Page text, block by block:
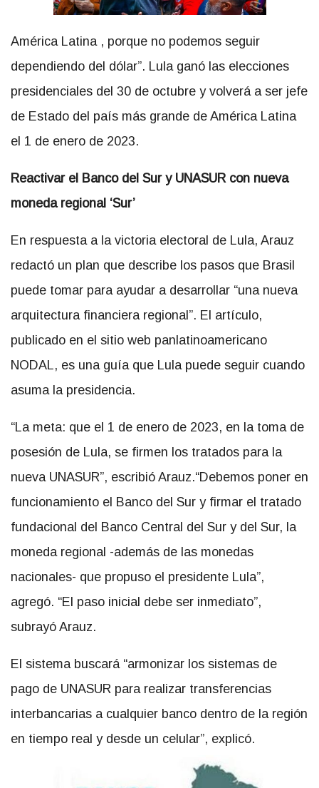
América Latina , porque no podemos seguir
dependiendo del dólar”. Lula ganó las elecciones
presidenciales del 30 de octubre y volverá a ser jefe
de Estado del país más grande de América Latina
el 1 de enero de 2023.
Reactivar el Banco del Sur y UNASUR con nueva
moneda regional ‘Sur’
En respuesta a la victoria electoral de Lula, Arauz
redactó un plan que describe los pasos que Brasil
puede tomar para ayudar a desarrollar “una nueva
arquitectura financiera regional”. El artículo,
publicado en el sitio web panlatinoamericano
NODAL, es una guía que Lula puede seguir cuando
asuma la presidencia.
“La meta: que el 1 de enero de 2023, en la toma de
posesión de Lula, se firmen los tratados para la
nueva UNASUR”, escribió Arauz.“Debemos poner en
funcionamiento el Banco del Sur y firmar el tratado
fundacional del Banco Central del Sur y del Sur, la
moneda regional -además de las monedas
nacionales- que propuso el presidente Lula”,
agregó. “El paso inicial debe ser inmediato”,
subrayó Arauz.
El sistema buscará “armonizar los sistemas de
pago de UNASUR para realizar transferencias
interbancarias a cualquier banco dentro de la región
en tiempo real y desde un celular”, explicó.